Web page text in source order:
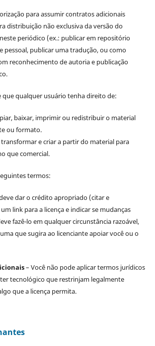
para assumir contratos adicionais
distribuição não exclusiva da versão do
periódico (ex.: publicar em repositório
pessoal, publicar uma tradução, ou como
reconhecimento de autoria e publicação
que qualquer usuário tenha direito de:
baixar, imprimir ou redistribuir o material
ou formato.
e criar a partir do material para
que comercial.
termos:
dar o crédito apropriado (citar e
link para a licença e indicar se mudanças
fazê-lo em qualquer circunstância razoável,
que sugira ao licenciante apoiar você ou o
– Você não pode aplicar termos jurídicos
tecnológico que restrinjam legalmente
que a licença permita.